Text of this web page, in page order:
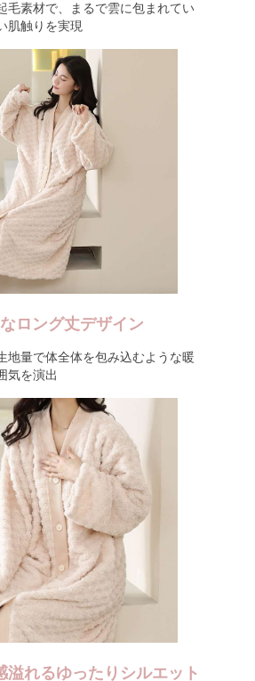
毛素材で、まるで雲に包まれてい
肌触りを実現
ロング丈デザイン
地量で体全体を包み込むような暖
気を演出
溢れるゆったりシルエット